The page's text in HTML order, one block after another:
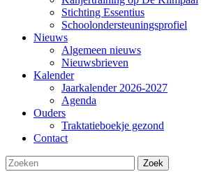
Stichting Essentius
Schoolondersteuningsprofiel
Nieuws
Algemeen nieuws
Nieuwsbrieven
Kalender
Jaarkalender 2026-2027
Agenda
Ouders
Traktatieboekje gezond
Contact
Zoek